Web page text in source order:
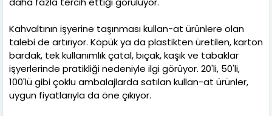
Kahvaltının işyerine taşınması kullan-at ürünlere olan
talebi de artırıyor. Köpük ya da plastikten üretilen, karton
bardak, tek kullanımlık çatal, bıçak, kaşık ve tabaklar
işyerlerinde pratikliği nedeniyle ilgi görüyor. 20'li, 50'li,
100'lü gibi çoklu ambalajlarda satılan kullan-at ürünler,
uygun fiyatlarıyla da öne çıkıyor.